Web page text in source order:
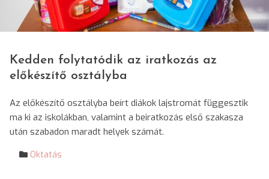
© Kocsis B. János
Kedden folytatódik az iratkozás az
előkészítő osztályba
Az előkészítő osztályba beírt diákok lajstromát függesztik
ma ki az iskolákban, valamint a beiratkozás első szakasza
után szabadon maradt helyek számát.
Oktatás